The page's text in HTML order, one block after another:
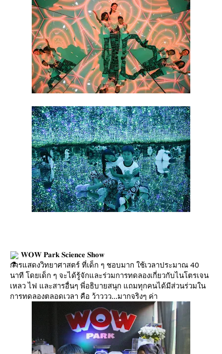
𝐖𝐎𝐖 𝐏𝐚𝐫𝐤 𝐒𝐜𝐢𝐞𝐧𝐜𝐞 𝐒𝐡𝐨𝐰
การแสดงวิทยาศาสตร์ ที่เด็ก ๆ ชอบมาก ใช้เวลาประมาณ 40
นาที โดยเด็ก ๆ จะได้รู้จักและร่วมการทดลองเกี่ยวกับไนโตรเจน
เหลว ไฟ และสารอื่นๆ พี่อธิบายสนุก แถมทุกคนได้มีส่วนร่วมใน
การทดลองตลอดเวลา คือ ว้าววว...มากจริงๆ ค่า